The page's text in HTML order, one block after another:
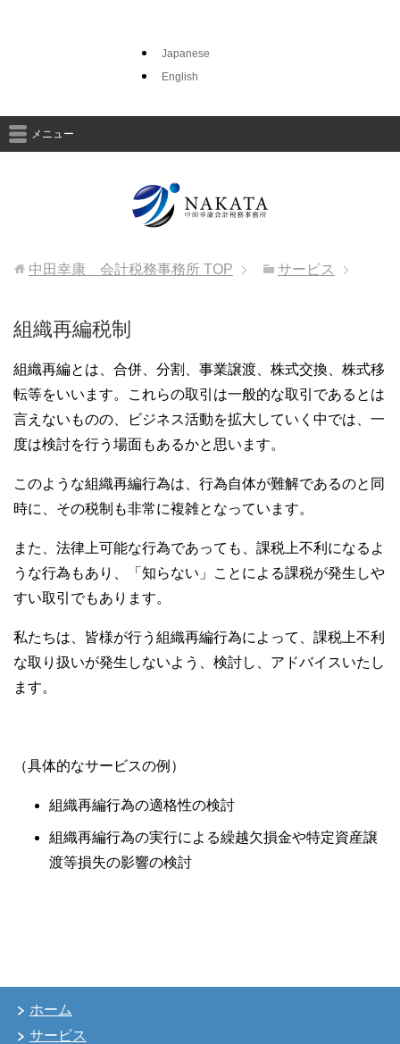
Japanese
English
メニュー
中田幸康 会計税務事務所 TOP サービス
組織再編税制
組織再編とは、合併、分割、事業譲渡、株式交換、株式移
転等をいいます。これらの取引は一般的な取引であるとは
言えないものの、ビジネス活動を拡大していく中では、一
度は検討を行う場面もあるかと思います。
このような組織再編行為は、行為自体が難解であるのと同
時に、その税制も非常に複雑となっています。
また、法律上可能な行為であっても、課税上不利になるよ
うな行為もあり、「知らない」ことによる課税が発生しや
すい取引でもあります。
私たちは、皆様が行う組織再編行為によって、課税上不利
な取り扱いが発生しないよう、検討し、アドバイスいたし
ます。
（具体的なサービスの例）
組織再編行為の適格性の検討
組織再編行為の実行による繰越欠損金や特定資産譲
渡等損失の影響の検討
ホーム
サービス